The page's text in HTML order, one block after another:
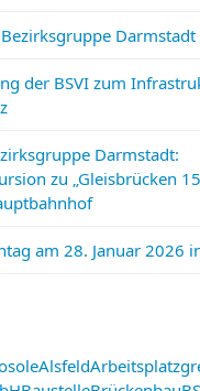
der BSVI zum
Darmstadt:
zu „Gleisbrücken
am 28. Januar 2026
Alsfeld